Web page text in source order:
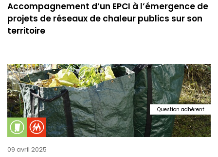
Accompagnement d’un EPCI à l’émergence de
projets de réseaux de chaleur publics sur son
territoire
Question adhérent
09 avril 2025